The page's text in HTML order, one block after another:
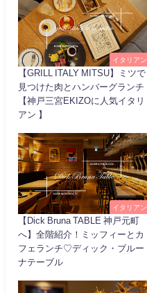
イタリアン
【GRILL ITALY MITSU】ミツで
見つけた肉とハンバーグランチ
【神戸三宮EKIZOに人気イタリ
アン 】
イタリアン
【Dick Bruna TABLE 神戸元町
へ】全階紹介！ミッフィーとカ
フェランチ♡ディック・ブルー
ナテーブル